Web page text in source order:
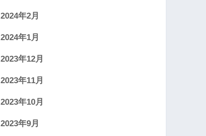
2024年2月
2024年1月
2023年12月
2023年11月
2023年10月
2023年9月